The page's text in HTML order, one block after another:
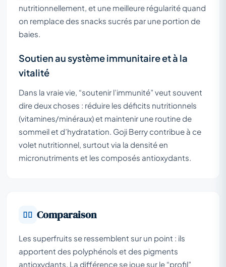
nutritionnellement, et une meilleure régularité quand
on remplace des snacks sucrés par une portion de
baies.
Soutien au système immunitaire et à la
vitalité
Dans la vraie vie, “soutenir l’immunité” veut souvent
dire deux choses : réduire les déficits nutritionnels
(vitamines/minéraux) et maintenir une routine de
sommeil et d’hydratation. Goji Berry contribue à ce
volet nutritionnel, surtout via la densité en
micronutriments et les composés antioxydants.
Comparaison
Les superfruits se ressemblent sur un point : ils
apportent des polyphénols et des pigments
antioxydants. La différence se joue sur le “profil”